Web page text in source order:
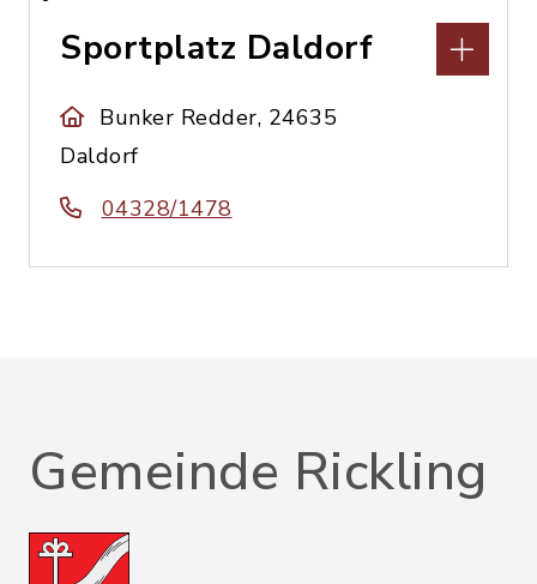
Sportplatz Daldorf
Bunker Redder, 24635
Daldorf
04328/1478
Gemeinde Rickling